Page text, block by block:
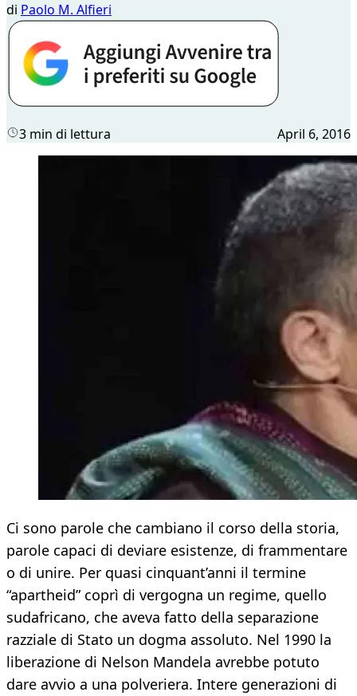
di Paolo M. Alfieri
3 min di lettura April 6, 2016
Ci sono parole che cambiano il corso della storia,
parole capaci di deviare esistenze, di frammentare
o di unire. Per quasi cinquant’anni il termine
“apartheid” coprì di vergogna un regime, quello
sudafricano, che aveva fatto della separazione
razziale di Stato un dogma assoluto. Nel 1990 la
liberazione di Nelson Mandela avrebbe potuto
dare avvio a una polveriera. Intere generazioni di